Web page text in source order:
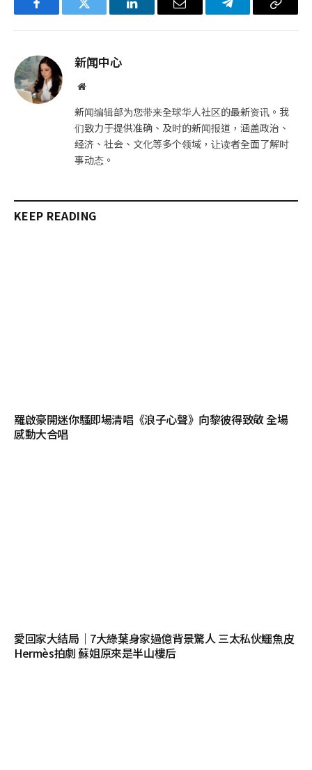
FacebookTwitter LinkedIn电
Telegram复
新闻中心
网
新闻编辑部为您带来全球华人社区的最新资讯。我
们致力于提供准确、及时的新闻报道，涵盖政治、
经济、社会、文化等多个领域，让读者全面了解时
事动态。
KEEP READING
羅啟豪開迷你騷即場清唱《浪子心聲》向黎彼得致敬 全場
感動大合唱
愛回家大結局｜7大綠葉身家過億背景驚人 三太私伙鱷魚皮
Hermès拍劇 蘇姐原來是半山樓后